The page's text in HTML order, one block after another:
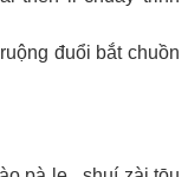
đuổi bắt chuồn